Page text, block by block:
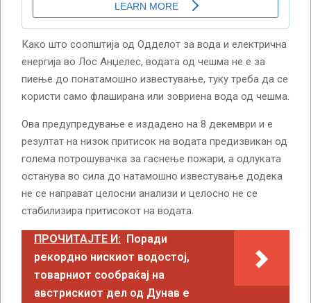
Како што соопштија од Одделот за вода и електрична
енергија во Лос Анџелес, водата од чешма не е за
пиење до понатамошно известување, туку треба да се
користи само флаширана или зовриена вода од чешма.
Ова предупредување е издадено на 8 декември и е
резултат на низок притисок на водата предизвикан од
голема потрошувачка за гаснење пожари, а одлуката
останува во сила до натамошно известување додека
не се направат целосни анализи и целосно не се
стабилизира притисокот на водата.
ПРОЧИТАЈТЕ И: Поради
рекордно нискиот водостој,
товарниот сообраќај на
австрискиот дел од Дунав е